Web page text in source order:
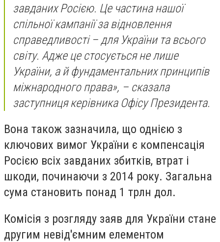
завданих Росією. Це частина нашої
спільної кампанії за відновлення
справедливості – для України та всього
світу. Адже це стосується не лише
України, а й фундаментальних принципів
міжнародного права», – сказала
заступниця керівника Офісу Президента.
Вона також зазначила, що однією з
ключових вимог України є компенсація
Росією всіх завданих збитків, втрат і
шкоди, починаючи з 2014 року. Загальна
сума становить понад 1 трлн дол.
Комісія з розгляду заяв для України стане
другим невід'ємним елементом